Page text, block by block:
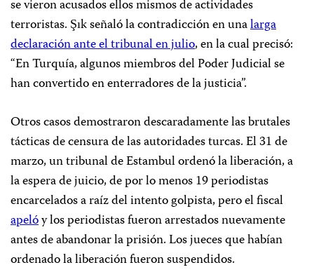
se vieron acusados ellos mismos de actividades
terroristas. Şık señaló la contradicción en unalarga
declaración ante el tribunal en julio, en la cual precisó:
“En Turquía, algunos miembros del Poder Judicial se
han convertido en enterradores de la justicia”.
Otros casos demostraron descaradamente las brutales
tácticas de censura de las autoridades turcas. El 31 de
marzo, un tribunal de Estambul ordenó la liberación, a
la espera de juicio, de por lo menos 19 periodistas
encarcelados a raíz del intento golpista, pero el fiscal
apelóy los periodistas fueron arrestados nuevamente
antes de abandonar la prisión. Los jueces que habían
ordenado la liberación fueron suspendidos.